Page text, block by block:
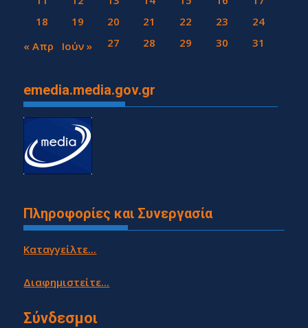
18
19 20 21 22 23
24
25
26 27 28 29 30 31
« Απρ Ιούν »
emedia.media.gov.gr
Πληροφορίες και Συνεργασία
Καταγγείλτε...
Διαφημιστείτε...
Σύνδεσμοι